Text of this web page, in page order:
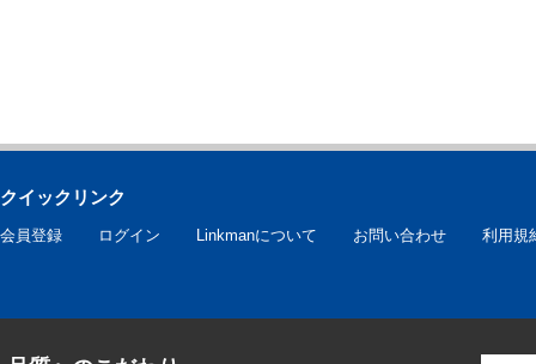
クイックリンク
会員登録 ログイン Linkmanについて お問い合わせ 利用規